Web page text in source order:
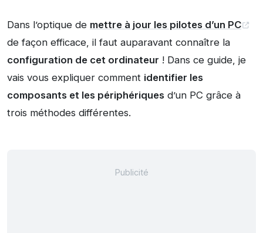
Dans l’optique de mettre à jour les pilotes d’un PC
de façon efficace, il faut auparavant connaître la
configuration de cet ordinateur ! Dans ce guide, je
vais vous expliquer comment identifier les
composants et les périphériques d’un PC grâce à
trois méthodes différentes.